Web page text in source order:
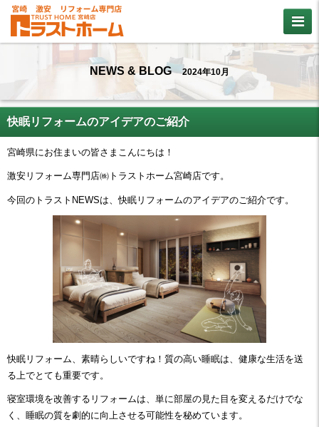
NEWS & BLOG 2024年10月
快眠リフォームのアイデアのご紹介
宮崎県にお住まいの皆さまこんにちは！
激安リフォーム専門店㈱トラストホーム宮崎店です。
今回のトラストNEWSは、快眠リフォームのアイデアのご紹介です。
快眠リフォーム、素晴らしいですね！質の高い睡眠は、健康な生活を送
る上でとても重要です。
寝室環境を改善するリフォームは、単に部屋の見た目を変えるだけでな
く、睡眠の質を劇的に向上させる可能性を秘めています。